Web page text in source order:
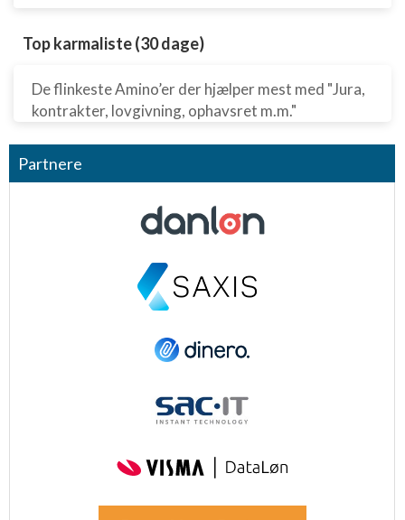
Top karmaliste (30 dage)
De flinkeste Amino’er der hjælper mest med "Jura,
kontrakter, lovgivning, ophavsret m.m."
Partnere